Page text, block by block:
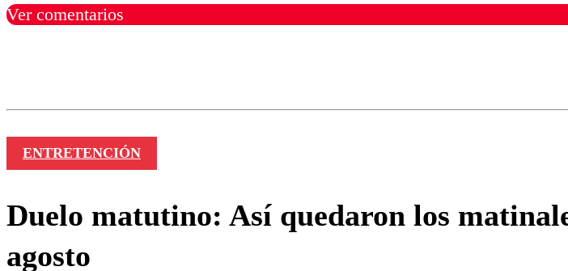
Ver comentarios
ENTRETENCIÓN
Duelo matutino: Así quedaron los
agosto